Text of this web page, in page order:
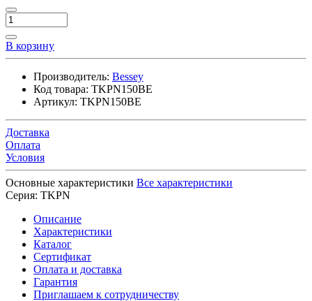
В корзину
Производитель: Bessey
Код товара: TKPN150BE
Артикул: TKPN150BE
Доставка
Оплата
Условия
Основные характеристики Все характеристики
Серия: TKPN
Описание
Характеристики
Каталог
Сертификат
Оплата и доставка
Гарантия
Приглашаем к сотрудничеству